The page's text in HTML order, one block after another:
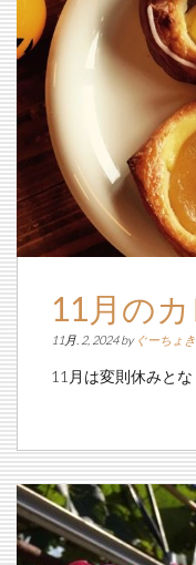
11月の
11月. 2, 2024 by ぐーちょ
11月は変則休みと